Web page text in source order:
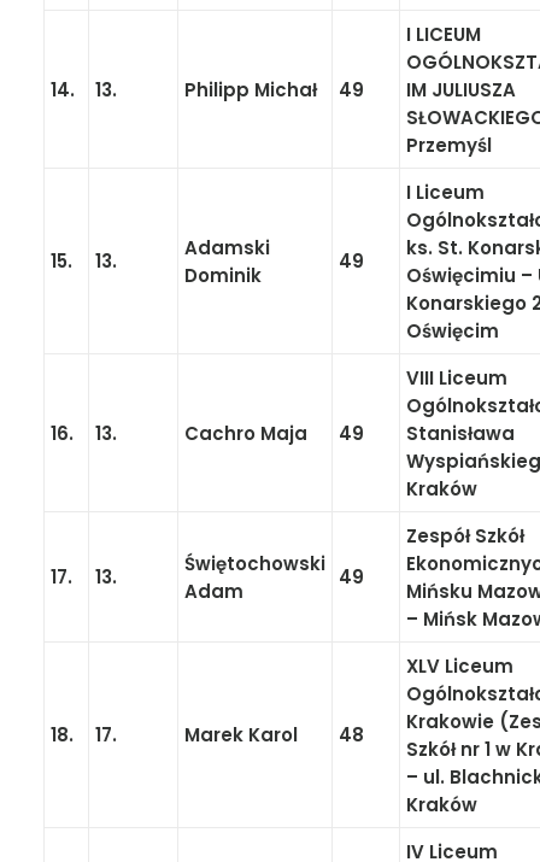
14. 13. Philipp Michał 49
I LICEUM
IM JULIUSZA
Przemyśl
15. 13.
Adamski
Dominik
49
I Liceum
ks. St.
Oświęcimiu –
Konarskiego
Oświęcim
16. 13. Cachro Maja 49
VIII Liceum
Stanisława
Kraków
17. 13.
Świętochowski
Adam
49
Zespół Szkół
Mińsku
– Mińsk
18. 17. Marek Karol 48
XLV Liceum
Krakowie
Szkół nr 1 w
– ul.
Kraków
IV Liceum